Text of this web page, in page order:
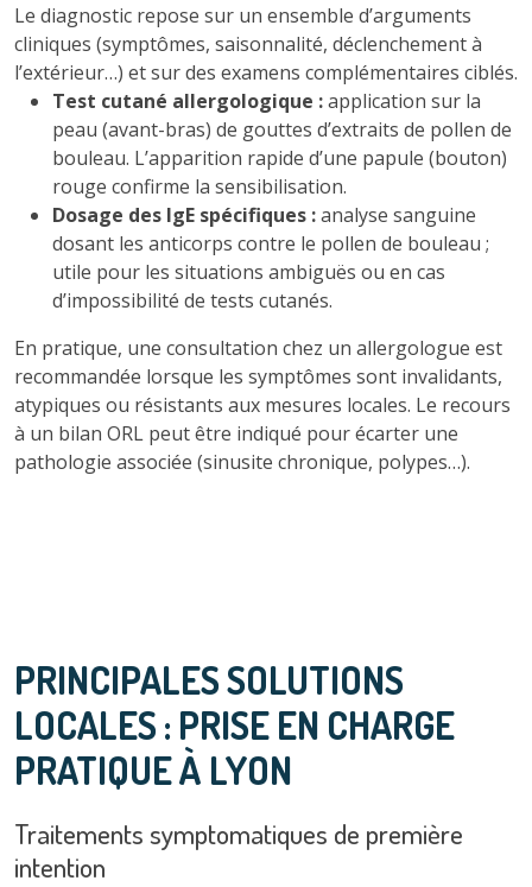
Le diagnostic repose sur un ensemble d’arguments
cliniques (symptômes, saisonnalité, déclenchement à
l’extérieur…) et sur des examens complémentaires ciblés.
Test cutané allergologique :application sur la
peau (avant-bras) de gouttes d’extraits de pollen de
bouleau. L’apparition rapide d’une papule (bouton)
rouge confirme la sensibilisation.
Dosage des IgE spécifiques :analyse sanguine
dosant les anticorps contre le pollen de bouleau ;
utile pour les situations ambiguës ou en cas
d’impossibilité de tests cutanés.
En pratique, une consultation chez un allergologue est
recommandée lorsque les symptômes sont invalidants,
atypiques ou résistants aux mesures locales. Le recours
à un bilan ORL peut être indiqué pour écarter une
pathologie associée (sinusite chronique, polypes…).
PRINCIPALES SOLUTIONS
LOCALES : PRISE EN CHARGE
PRATIQUE À LYON
Traitements symptomatiques de première
intention